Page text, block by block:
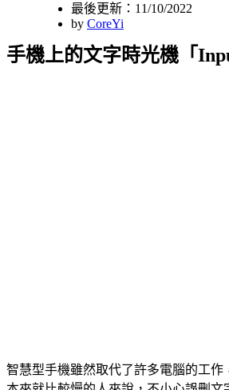
最後更新：11/10/2022
by CoreYi
手機上的文字時光機「
智慧型手機雖然取代了許多電腦的工